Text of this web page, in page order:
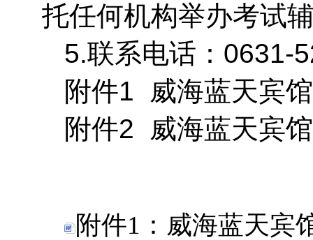
托任何机构举办考试
5.联系电话：0631-
附件1 威海蓝天宾
附件2 威海蓝天宾
附件1：威海蓝天宾